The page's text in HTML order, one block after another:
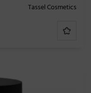
Tassel Cosmetics